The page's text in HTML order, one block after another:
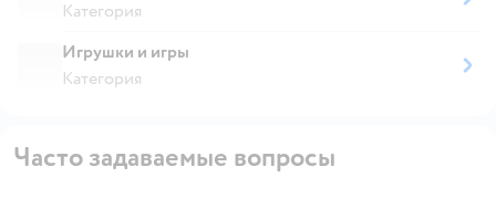
Категория
Игрушки и игры
Категория
Часто задаваемые вопросы